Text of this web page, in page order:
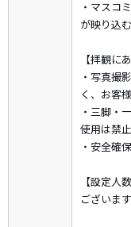
・マスコ
が映り込
【拝観に
・写真撮
く、お客
・三脚・
使用は禁
・安全確
【設定
ございます